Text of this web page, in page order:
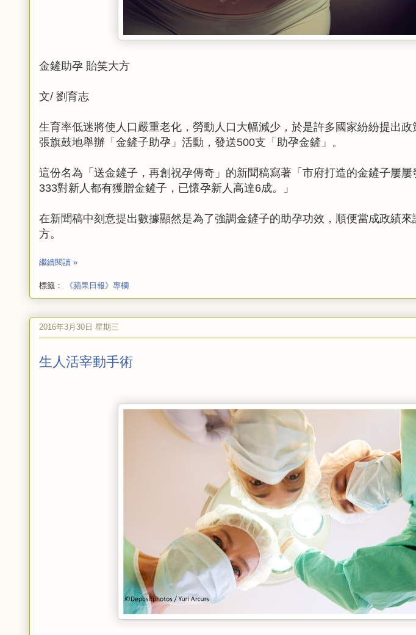
金鏟助孕 貽笑大方
文/ 劉育志
生育率低迷將使人口嚴重老化，勞動人口大幅減少，於是許多國家紛紛提出
張旗鼓地舉辦「金鏟子助孕」活動，發送500支「助孕金鏟」。
這份名為「送金鏟子，再創祝孕傳奇」的新聞稿寫著「市府打造的金鏟子屢
333對新人都有獲贈金鏟子，已懷孕新人高達6成。」
在新聞稿中刻意提出數據顯然是為了強調金鏟子的助孕功效，順便當成政績
方。
繼續閱讀 »
標籤： 《蘋果日報》專欄
2016年3月30日 星期三
生人活宰動手術